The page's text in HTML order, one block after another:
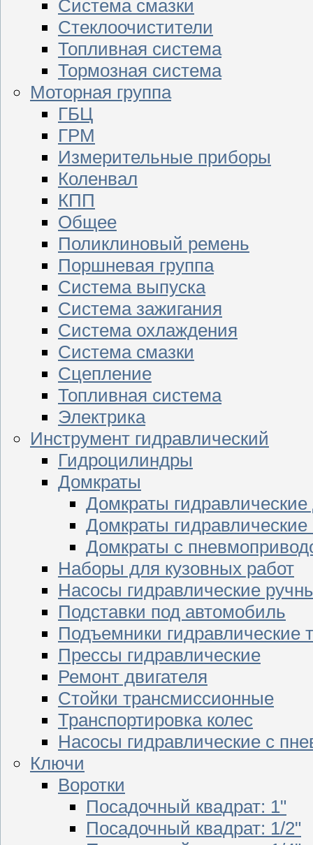
Система смазки
Стеклоочистители
Топливная система
Тормозная система
Моторная группа
ГБЦ
ГРМ
Измерительные приборы
Коленвал
КПП
Общее
Поликлиновый ремень
Поршневая группа
Система выпуска
Система зажигания
Система охлаждения
Система смазки
Сцепление
Топливная система
Электрика
Инструмент гидравлический
Гидроцилиндры
Домкраты
Домкраты
Домкраты гидравлические
Домкраты с
Наборы для кузовных работ
Насосы гидравлические
Подставки под автомобиль
Подъемники гидравлические
Прессы гидравлические
Ремонт двигателя
Стойки трансмиссионные
Транспортировка колес
Насосы гидравлические с
Ключи
Воротки
Посадочный квадрат: 1"
Посадочный квадрат: 1/2"